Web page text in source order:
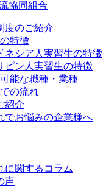
度のご紹介
特徴
ネシア人実習生の特徴
ピン人実習生の特徴
能な職種・業種
の流れ
紹介
でお悩みの企業様へ
に関するコラム
声